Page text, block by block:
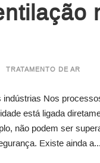
TRATAMENTO DE AR
Nos
está ligada
não podem ser
Existe ainda a...